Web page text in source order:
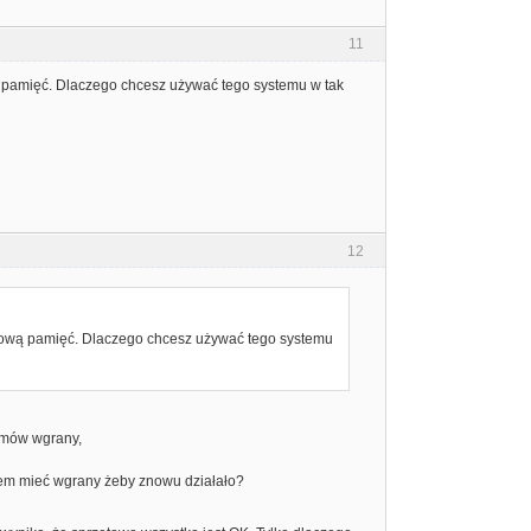
11
Dlaczego chcesz używać tego systemu w tak
12
pamięć. Dlaczego chcesz używać tego systemu
wgrany,
mieć wgrany żeby znowu działało?